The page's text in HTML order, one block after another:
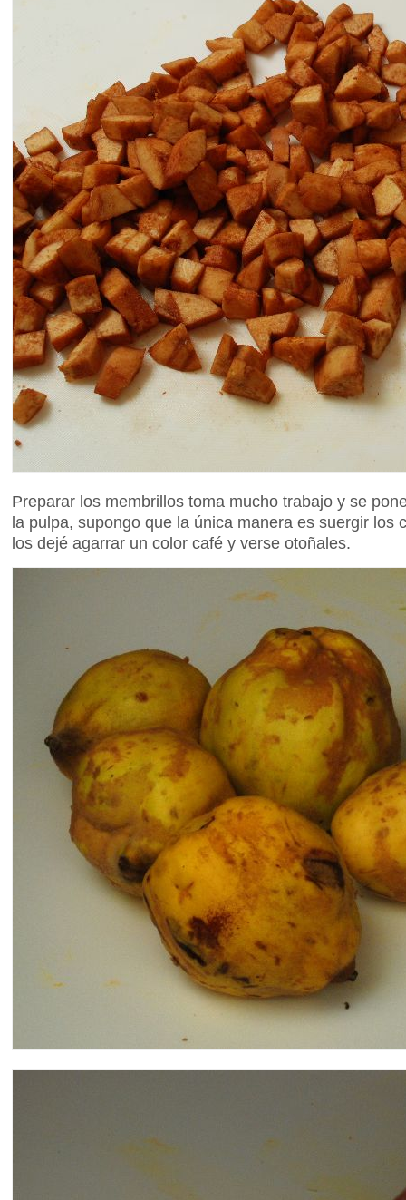
Preparar los membrillos toma mucho trabajo y se
la pulpa, supongo que la única manera es suergir
los dejé agarrar un color café y verse otoñales.